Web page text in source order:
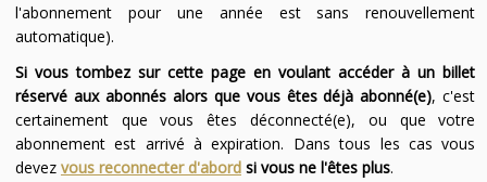
l'abonnement pour une année est sans renouvellement
automatique).
Si vous tombez sur cette page en voulant accéder à un billet
réservé aux abonnés alors que vous êtes déjà abonné(e), c'est
certainement que vous êtes déconnecté(e), ou que votre
abonnement est arrivé à expiration. Dans tous les cas vous
devez vous reconnecter d'abordsi vous ne l'êtes plus.